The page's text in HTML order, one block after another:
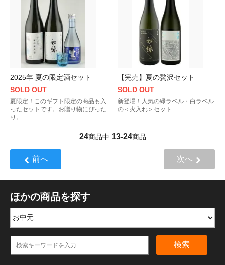
2025年 夏の限定酒セット
SOLD OUT
夏限定！このギフト限定の商品も入
ったセットです。お贈り物にぴった
り。
【完売】夏の贅沢セット
SOLD OUT
新登場！人気の緑ラベル・白ラベル
の＜火入れ＞セット
24商品中 13-24商品
前へ 次へ
ほかの商品を探す
検索